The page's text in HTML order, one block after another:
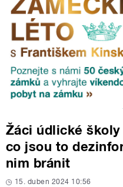
Žáci údlické
co jsou to
nim bránit
15. duben 2024 10:56